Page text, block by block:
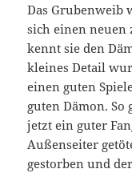
Das Grubenweib
sich einen neuen
kennt sie den
kleines Detail
einen guten
guten Dämon. So
jetzt ein guter
Außenseiter
gestorben und